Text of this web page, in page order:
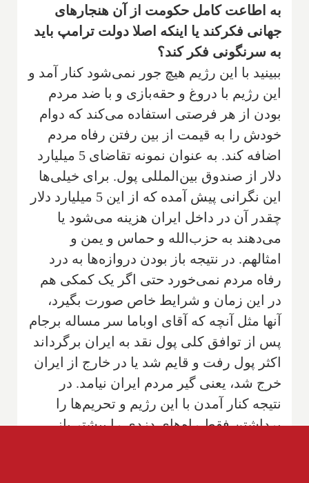
به اطاعت کامل حکومت از آن هنجارهای
جهانی فکرکند یا اینکه اصلا دولت ترامپ باید
به سرنگونی‌ فکر کند؟
ببینید با این رژیم هیچ جور نمی‌شود کنار آمد و
این رژیم با دروغ و حقه‌بازی و با ضد مردم
بودن از هر فرصتی استفاده می‌کند که دوام
خودش را به قیمت از بین رفتن رفاه مردم
اضافه کند. به عنوان نمونه تقاضای 5 میلیارد
دلار از صندوق بین‌المللی پول. برای خیلی‌ها
این نگرانی پیش آمده که از این 5 میلیارد دلار
چقدر آن در داخل ایران هزینه می‌شود یا
می‌دهند به حزب‌الله و حماس و یمن و
امثالهم. در نتیجه باز بودن دروازه‌ها به درد
رفاه مردم نمی‌خورد حتی اگر یک کمکی هم
در این زمان و شرایط خاص صورت بگیرد،
آنها مثل آنچه که آقای اوباما سر مساله برجام
پس از توافق کلی پول نقد به ایران برگرداند
اکثر پول رفت و قایم شد یا در خارج از ایران
خرج شد، یعنی گیر مردم ایران نیامد. در
نتیجه کنار آمدن با این رژیم و تحریم‌ها را
برداشتن فقط راه‌های دزدی را بیشتر باز